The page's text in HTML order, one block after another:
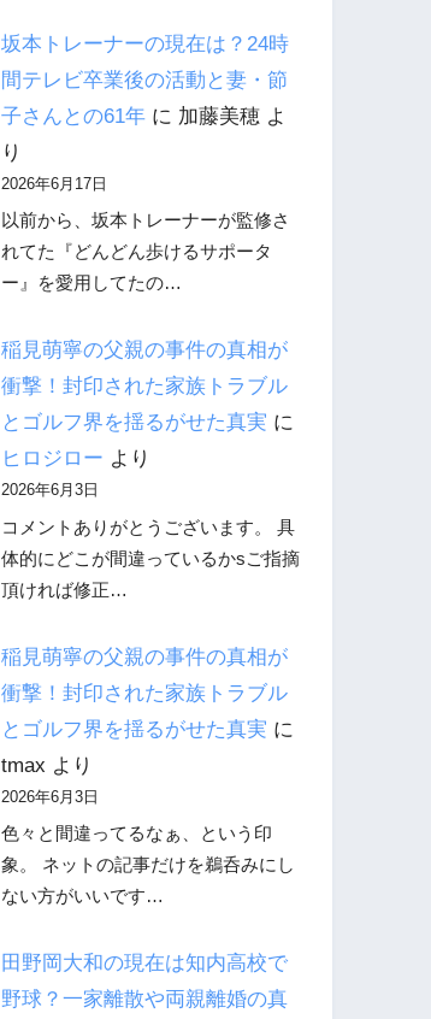
坂本トレーナーの現在は？24時
間テレビ卒業後の活動と妻・節
子さんとの61年に 加藤美穂よ
り
2026年6月17日
以前から、坂本トレーナーが監修さ
れてた『どんどん歩けるサポータ
ー』を愛用してたの…
稲見萌寧の父親の事件の真相が
衝撃！封印された家族トラブル
とゴルフ界を揺るがせた真実 に
ヒロジロー より
2026年6月3日
コメントありがとうございます。 具
体的にどこが間違っているかsご指摘
頂ければ修正…
稲見萌寧の父親の事件の真相が
衝撃！封印された家族トラブル
とゴルフ界を揺るがせた真実 に
tmax より
2026年6月3日
色々と間違ってるなぁ、という印
象。 ネットの記事だけを鵜呑みにし
ない方がいいです…
田野岡大和の現在は知内高校で
野球？一家離散や両親離婚の真